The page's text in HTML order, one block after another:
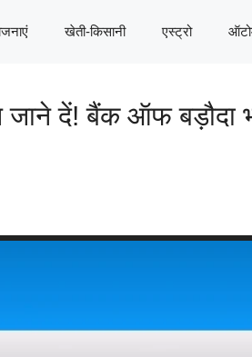
खेती-किसानी एस्ट्रो
दें! बैंक ऑफ बड़ौदा